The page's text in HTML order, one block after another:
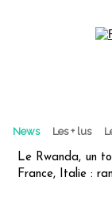
News Les + lus
Le Rwanda, un
France, Italie :